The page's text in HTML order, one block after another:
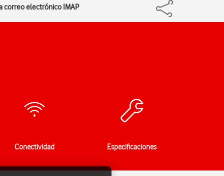
correo electrónico IMAP
Conectividad Especificaciones